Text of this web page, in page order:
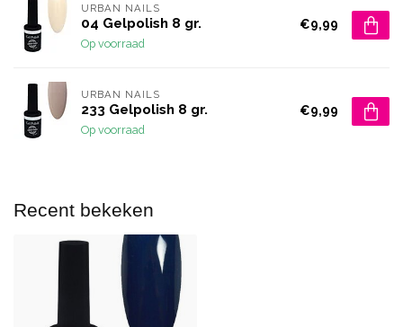
URBAN NAILS
04 Gelpolish 8 gr.
Op voorraad
€9,99
URBAN NAILS
233 Gelpolish 8 gr.
Op voorraad
€9,99
Recent bekeken